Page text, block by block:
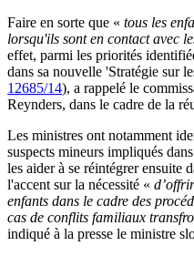
Faire en sorte que « tous les
lorsqu'ils sont en contact avec
effet, parmi les priorités
dans sa nouvelle 'Stratégie sur
12685/14), a rappelé le
Reynders, dans le cadre de la
Les ministres ont notamment
suspects mineurs impliqués
les aider à se réintégrer ensuite
l'accent sur la nécessité «
enfants dans le cadre des
cas de conflits familiaux
indiqué à la presse le ministre